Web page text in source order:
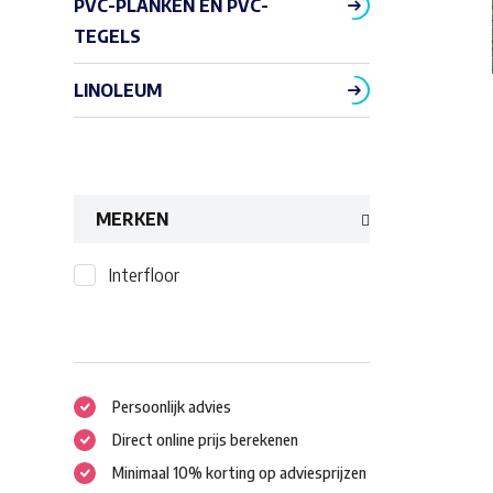
PVC-PLANKEN EN PVC-
TEGELS
LINOLEUM
MERKEN
Interfloor
Persoonlijk advies
Direct online prijs berekenen
Minimaal 10% korting op adviesprijzen